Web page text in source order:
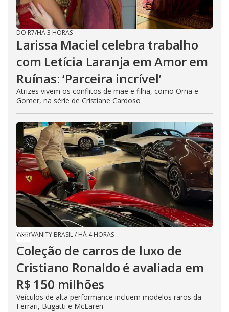
o
DO R7/HÁ 3 HORAS
Larissa Maciel celebra trabalho
com Letícia Laranja em Amor em
Ruínas: ‘Parceira incrível’
Atrizes vivem os conflitos de mãe e filha, como Orna e
Gomer, na série de Cristiane Cardoso
VANITY BRASIL/ HÁ 4 HORAS
Coleção de carros de luxo de
Cristiano Ronaldo é avaliada em
R$ 150 milhões
Veículos de alta performance incluem modelos raros da
Ferrari, Bugatti e McLaren